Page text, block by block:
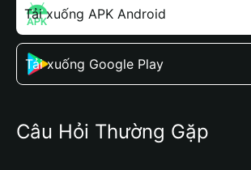
Tải xuống APK Android
Tải xuống Google Play
Câu Hỏi Thường Gặp